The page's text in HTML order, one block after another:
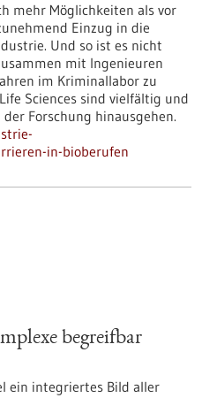
mehr Möglichkeiten als vor
Einzug in die
Und so ist es nicht
mit Ingenieuren
im Kriminallabor zu
Sciences sind vielfältig und
Forschung hinausgehen.
in-bioberufen
begreifbar
ein integriertes Bild aller